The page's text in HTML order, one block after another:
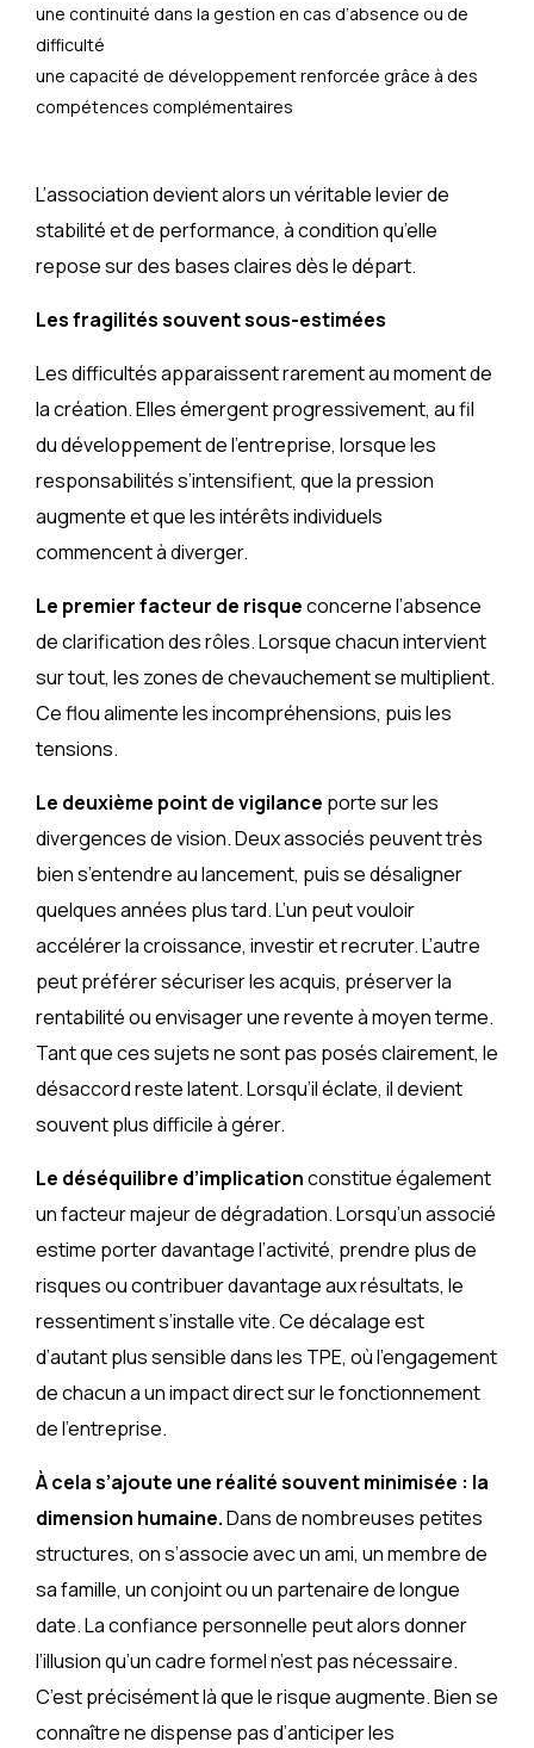
une continuité dans la gestion en cas d’absence ou de
difficulté
une capacité de développement renforcée grâce à des
compétences complémentaires
L’association devient alors un véritable levier de
stabilité et de performance, à condition qu’elle
repose sur des bases claires dès le départ.
Les fragilités souvent sous-estimées
Les difficultés apparaissent rarement au moment de
la création. Elles émergent progressivement, au fil
du développement de l’entreprise, lorsque les
responsabilités s’intensifient, que la pression
augmente et que les intérêts individuels
commencent à diverger.
Le premier facteur de risqueconcerne l’absence
de clarification des rôles. Lorsque chacun intervient
sur tout, les zones de chevauchement se multiplient.
Ce flou alimente les incompréhensions, puis les
tensions.
Le deuxième point de vigilance porte sur les
divergences de vision. Deux associés peuvent très
bien s’entendre au lancement, puis se désaligner
quelques années plus tard. L’un peut vouloir
accélérer la croissance, investir et recruter. L’autre
peut préférer sécuriser les acquis, préserver la
rentabilité ou envisager une revente à moyen terme.
Tant que ces sujets ne sont pas posés clairement, le
désaccord reste latent. Lorsqu’il éclate, il devient
souvent plus difficile à gérer.
Le déséquilibre d’implicationconstitue également
un facteur majeur de dégradation. Lorsqu’un associé
estime porter davantage l’activité, prendre plus de
risques ou contribuer davantage aux résultats, le
ressentiment s’installe vite. Ce décalage est
d’autant plus sensible dans les TPE, où l’engagement
de chacun a un impact direct sur le fonctionnement
de l’entreprise.
À cela s’ajoute une réalité souvent minimisée : la
dimension humaine.Dans de nombreuses petites
structures, on s’associe avec un ami, un membre de
sa famille, un conjoint ou un partenaire de longue
date. La confiance personnelle peut alors donner
l’illusion qu’un cadre formel n’est pas nécessaire.
C’est précisément là que le risque augmente. Bien se
connaître ne dispense pas d’anticiper les